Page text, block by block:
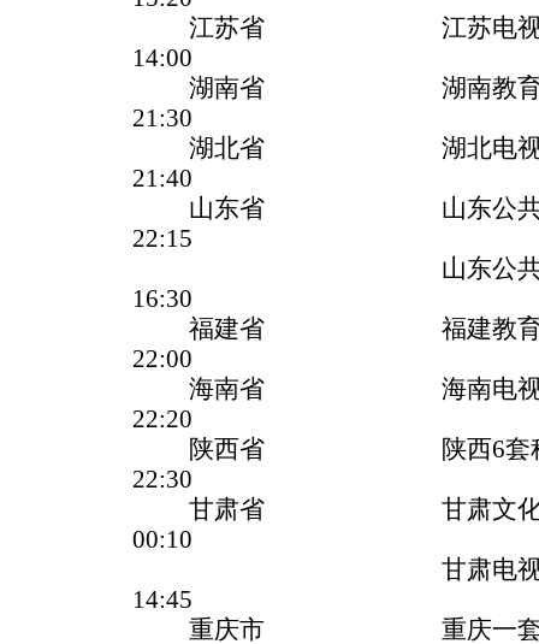
江苏省 江苏电视台
14:00
湖南省 湖南教
21:30
湖北省 湖北电视台
21:40
山东省 山东公
22:15
山东公共频
16:30
福建省 福建教育
22:00
海南省 海南电视台(
22:20
陕西省 陕西6套科
22:30
甘肃省 甘肃文
00:10
甘肃电视(经
14:45
重庆市 重庆一套(综